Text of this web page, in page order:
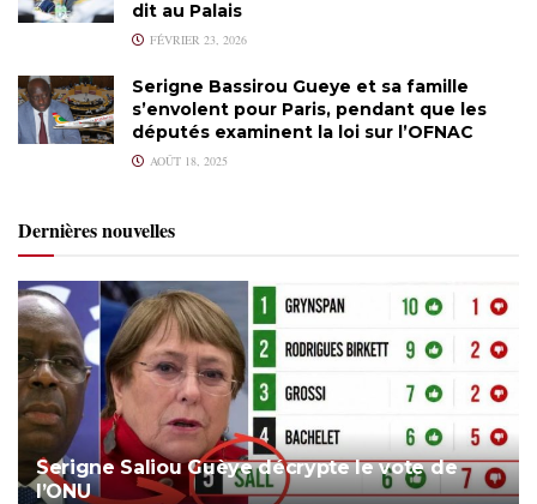
dit au Palais
FÉVRIER 23, 2026
Serigne Bassirou Gueye et sa famille
s’envolent pour Paris, pendant que les
députés examinent la loi sur l’OFNAC
AOÛT 18, 2025
Dernières nouvelles
Serigne Saliou Guèye décrypte le vote de
l’ONU